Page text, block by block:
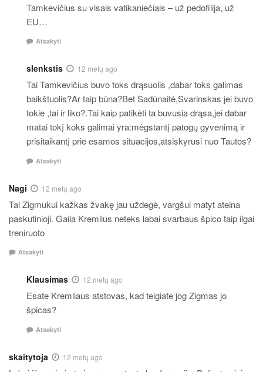
Tamkevičius su visais vatikaniečiais – už pedofilija, už
EU…
Atsakyti
slenkstis 12 metų ago
Tai Tamkevičius buvo toks drąsuolis ,dabar toks galimas
baikštuolis?Ar taip būna?Bet Sadūnaitė,Svarinskas jei buvo
tokie ,tai ir liko?.Tai kaip patikėti ta buvusia drąsa,jei dabar
matai tokį koks galimai yra:mėgstantį patogų gyvenimą ir
prisitaikantį prie esamos situacijos,atsiskyrusi nuo Tautos?
Atsakyti
Nagi 12 metų ago
Tai Zigmukui kažkas žvakę jau uždegė, vargšui matyt ateina
paskutinioji. Gaila Kremlius neteks labai svarbaus špico taip ilgai
treniruoto
Atsakyti
Klausimas 12 metų ago
Esate Kremliaus atstovas, kad teigiate jog Zigmas jo
špicas?
Atsakyti
skaitytoja 12 metų ago